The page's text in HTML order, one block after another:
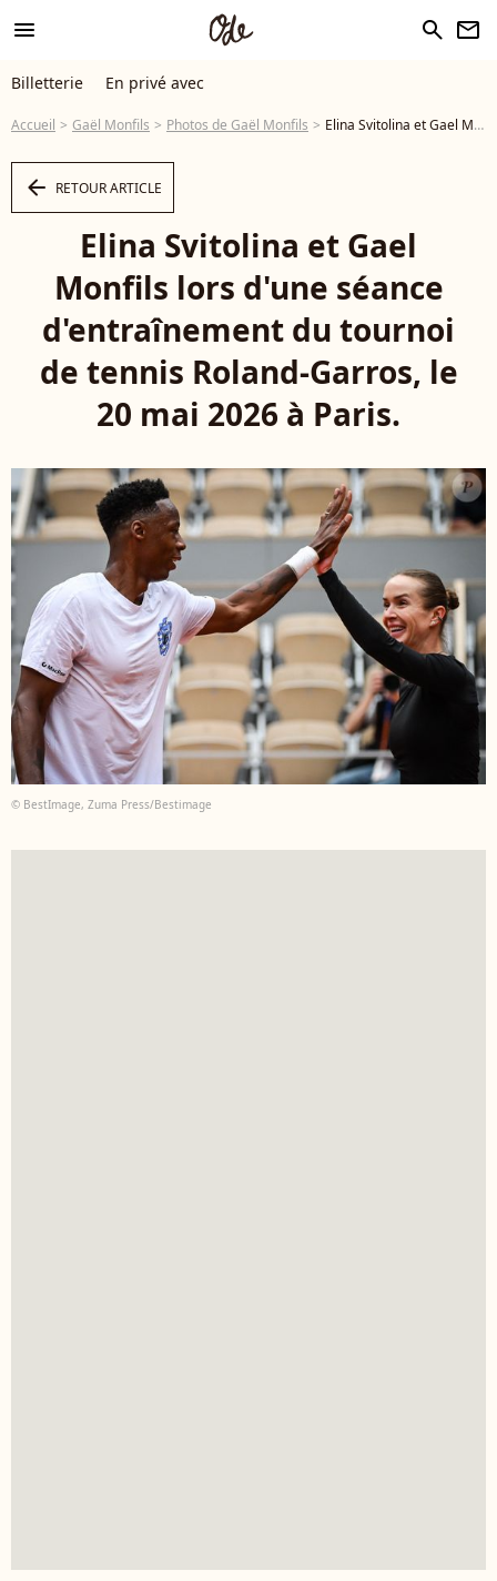
menu search newsletter
Billetterie En privé avec
Accueil Gaël Monfils Photos de Gaël Monfils Elina Svitolina et Gael Monfils lors d'une séance d'entraînement du tournoi de tennis Roland-Garros, le 20 mai 2026 à Paris. © Matthieu Mirville/ZUMA Press Wire/Bestimage - Photo
arrow_left RETOUR ARTICLE
Elina Svitolina et Gael
Monfils lors d'une séance
d'entraînement du tournoi
de tennis Roland-Garros, le
20 mai 2026 à Paris.
© BestImage, Zuma Press/Bestimage